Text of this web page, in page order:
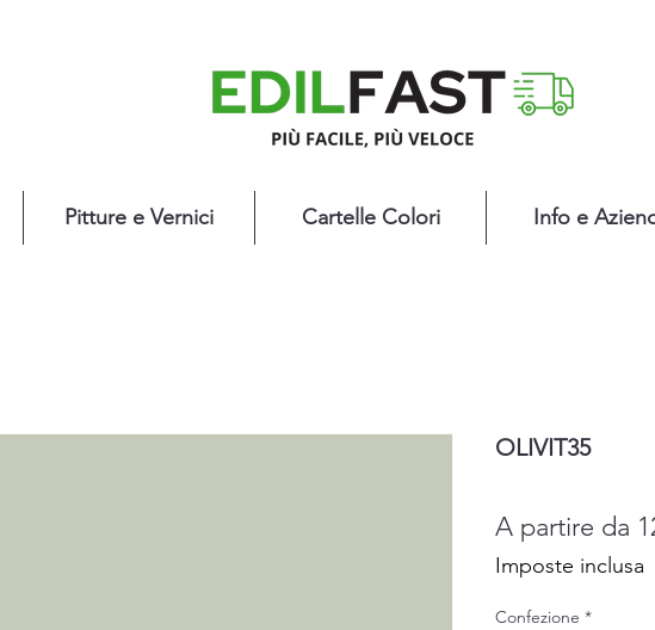
Pitture e Vernici Cartelle Colori Info e
OLIVIT35
A partire da
Imposte inclusa
Confezione *